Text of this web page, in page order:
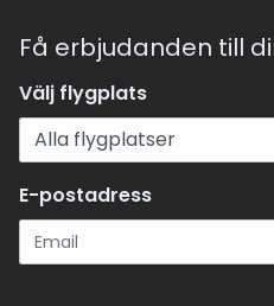
Få erbjudanden till
Välj flygplats
E-postadress